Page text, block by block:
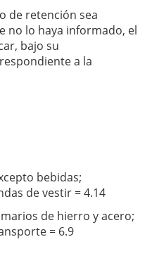
de retención sea
no lo haya informado, el
bajo su
a la
bebidas;
de vestir = 4.14
de hierro y acero;
= 6.9